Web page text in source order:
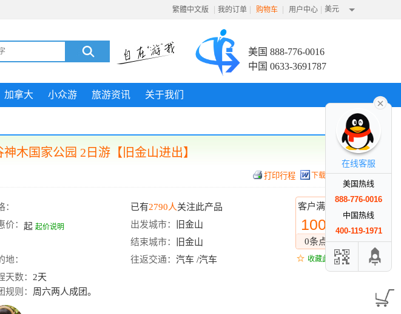
繁體中文版 | 我的订单 | 购物车 | 用户中心 | 美元
美国 888-776-0016
中国 0633-3691787
加拿大 小众游 旅游资讯 关于我们
木国家公园 2日游【旧金山进出】
下载行程
客户满意度
100%
0条点评
收藏此线路
： 已有2790人关注此产品
价： 起 起价说明 出发城市：
旧金山
结束城市：
旧金山
地：
往返交通： 汽车 /汽车
天数： 2天
规则： 周六两人成团。
在线客服
美国热线
888-776-0016
中国热线
400-119-1971